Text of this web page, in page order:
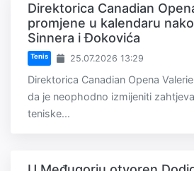
Direktorica Canadian
promjene u kalendaru
Sinnera i Đokovića
Tenis 25.07.2026 13:29
Direktorica Canadian Opena
da je neophodno izmijeniti
teniske...